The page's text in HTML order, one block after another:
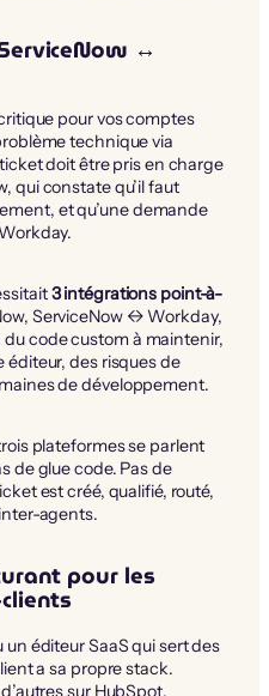
↔
pour vos comptes
technique via
doit être pris en charge
qui constate qu’il faut
et qu’une demande
3 intégrations point-à-
ServiceNow ↔ Workday,
code custom à maintenir,
éditeur, des risques de
de développement.
plateformes se parlent
de glue code. Pas de
est créé, qualifié, routé,
agents.
pour les
éditeur SaaS qui sert des
a sa propre stack.
sur HubSpot.